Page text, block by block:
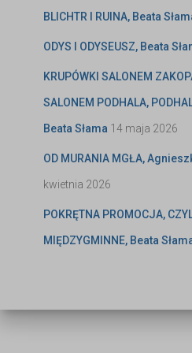
BLICHTR I RUINA, Beata
ODYS I ODYSEUSZ, Beata
KRUPÓWKI SALONEM
SALONEM PODHALA,
Beata Słama 14 maja 2026
OD MURANIA MGŁA,
kwietnia 2026
POKRĘTNA PROMOCJA,
MIĘDZYGMINNE, Beata